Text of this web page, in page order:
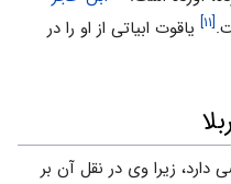
[۱۱]
یاقوت ابیاتی از او را در
دارد، زیرا وی در نقل آن بر